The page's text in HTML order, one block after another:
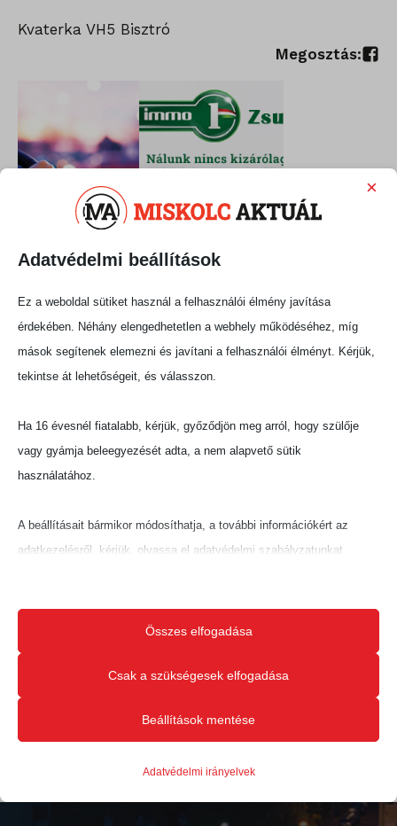
Kvaterka VH5 Bisztró
Megosztás:
Adatvédelmi beállítások
×
Ez a weboldal sütiket használ a felhasználói élmény javítása
érdekében. Néhány elengedhetetlen a webhely működéséhez, míg
mások segítenek elemezni és javítani a felhasználói élményt. Kérjük,
tekintse át lehetőségeit, és válasszon.
Ha 16 évesnél fiatalabb, kérjük, győződjön meg arról, hogy szülője
vagy gyámja beleegyezését adta, a nem alapvető sütik
használatához.
A beállításait bármikor módosíthatja, a további információkért az
adatkezelésről, kérjük, olvassa el adatvédelmi szabályzatunkat.
Ne feledje, hogy ha bizonyos típusú sütik, vagy szolgáltatások
letiltása mellett dönt, az befolyásolhatja a webhely által nyújtott
élményét és az általunk kínált szolgáltatásokat.
működéséhez. Ezek a sütik és szolgáltatások a GDPR szerint nem
igénylik a felhasználó hozzájárulását.
Összes elfogadása
Csak a szükségesek elfogadása
Beállítások mentése
Adatvédelmi irányelvek